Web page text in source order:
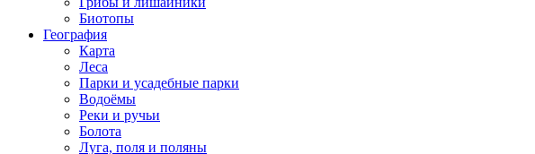
Биотопы
География
Карта
Леса
Парки и усадебные парки
Водоёмы
Реки и ручьи
Болота
Луга, поля и поляны